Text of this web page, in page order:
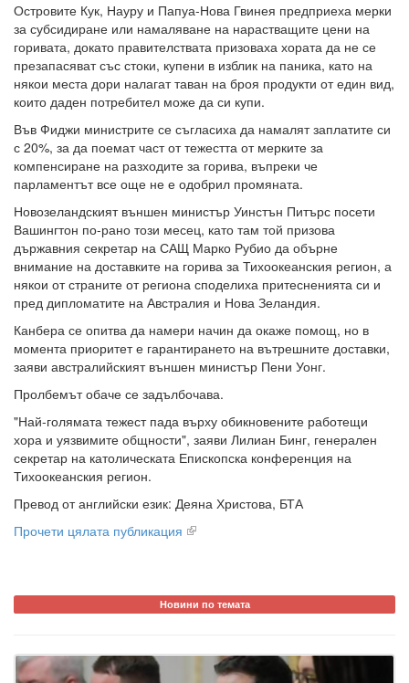
Островите Кук, Науру и Папуа-Нова Гвинея предприеха мерки
за субсидиране или намаляване на нарастващите цени на
горивата, докато правителствата призоваха хората да не се
презапасяват със стоки, купени в изблик на паника, като на
някои места дори налагат таван на броя продукти от един вид,
които даден потребител може да си купи.
Във Фиджи министрите се съгласиха да намалят заплатите си
с 20%, за да поемат част от тежестта от мерките за
компенсиране на разходите за горива, въпреки че
парламентът все още не е одобрил промяната.
Новозеландският външен министър Уинстън Питърс посети
Вашингтон по-рано този месец, като там той призова
държавния секретар на САЩ Марко Рубио да обърне
внимание на доставките на горива за Тихоокеанския регион, а
някои от страните от региона споделиха притесненията си и
пред дипломатите на Австралия и Нова Зеландия.
Канбера се опитва да намери начин да окаже помощ, но в
момента приоритет е гарантирането на вътрешните доставки,
заяви австралийският външен министър Пени Уонг.
Пролбемът обаче се задълбочава.
"Най-голямата тежест пада върху обикновените работещи
хора и уязвимите общности", заяви Лилиан Бинг, генерален
секретар на католическата Епископска конференция на
Тихоокеанския регион.
Превод от английски език: Деяна Христова, БТА
Прочети цялата публикация
Новини по темата